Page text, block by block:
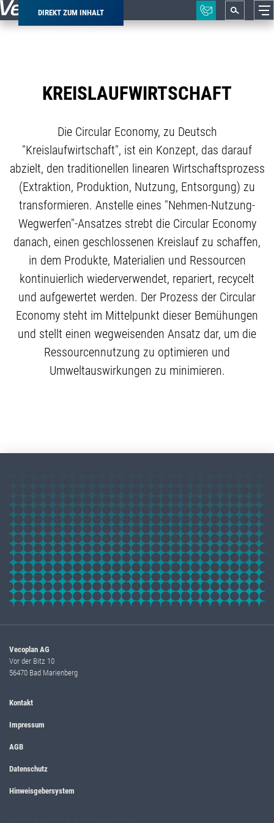
DIREKT ZUM INHALT
Pfadnavigation
KREISLAUFWIRTSCHAFT
Die Circular Economy, zu Deutsch
"Kreislaufwirtschaft", ist ein Konzept, das darauf
abzielt, den traditionellen linearen Wirtschaftsprozess
(Extraktion, Produktion, Nutzung, Entsorgung) zu
transformieren. Anstelle eines "Nehmen-Nutzung-
Wegwerfen"-Ansatzes strebt die Circular Economy
danach, einen geschlossenen Kreislauf zu schaffen,
in dem Produkte, Materialien und Ressourcen
kontinuierlich wiederverwendet, repariert, recycelt
und aufgewertet werden. Der Prozess der Circular
Economy steht im Mittelpunkt dieser Bemühungen
und stellt einen wegweisenden Ansatz dar, um die
Ressourcennutzung zu optimieren und
Umweltauswirkungen zu minimieren.
Vecoplan AG
Vor der Bitz 10
56470 Bad Marienberg
Kontakt
Impressum
AGB
Datenschutz
Hinweisgebersystem